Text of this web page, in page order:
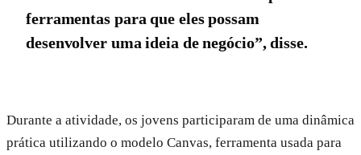
ferramentas para que eles possam
desenvolver uma ideia de negócio”, disse.
Durante a atividade, os jovens participaram de uma dinâmica
prática utilizando o modelo Canvas, ferramenta usada para